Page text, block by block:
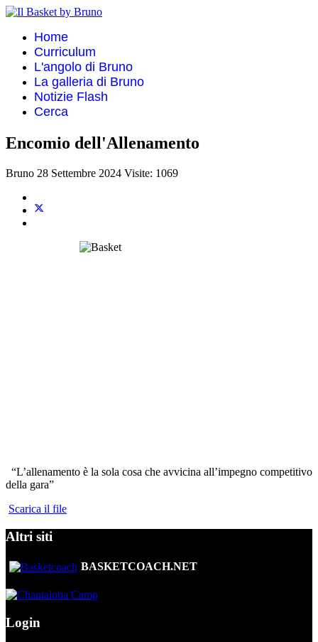
Home
Curriculum
L'angolo di Bruno
La galleria di Bruno
Notizie Flash
Cerca
Encomio dell'Allenamento
Bruno 28 Settembre 2024 Visite: 1069
“L’allenamento è la sola cosa che avvicina all’impegno competitivo
della gara”
Scarica il file
Altri siti
BASKETCOACH.NET
Login